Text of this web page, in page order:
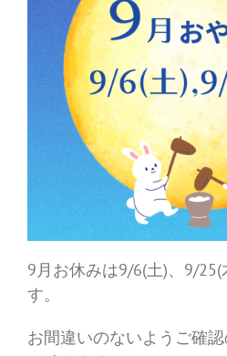
9月お休みは9/6(土)、9/25(
す。
お間違いのないようご確